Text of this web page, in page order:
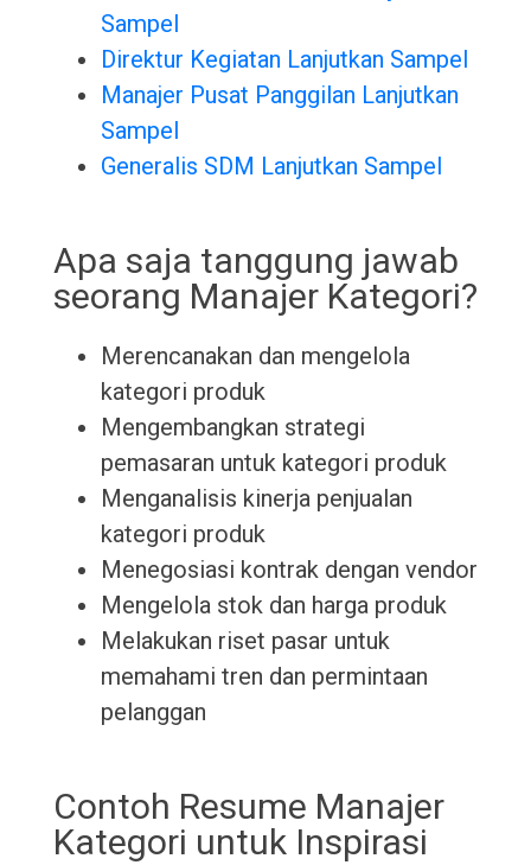
Sampel
Direktur Kegiatan Lanjutkan Sampel
Manajer Pusat Panggilan Lanjutkan
Sampel
Generalis SDM Lanjutkan Sampel
Apa saja tanggung jawab
seorang Manajer Kategori?
Merencanakan dan mengelola
kategori produk
Mengembangkan strategi
pemasaran untuk kategori produk
Menganalisis kinerja penjualan
kategori produk
Menegosiasi kontrak dengan vendor
Mengelola stok dan harga produk
Melakukan riset pasar untuk
memahami tren dan permintaan
pelanggan
Contoh Resume Manajer
Kategori untuk Inspirasi